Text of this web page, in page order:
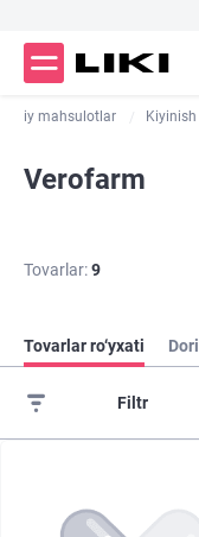
mahsulotlar
Verofarm
Tovarlar:9
Tovarlar ro‘yxati
Filtr